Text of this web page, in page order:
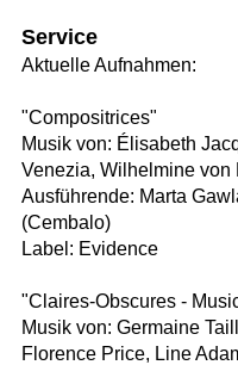
Service
Aktuelle Aufnahmen:
"Compositrices"
Musik von: Élisabeth
Venezia, Wilhelmine von
Ausführende: Marta
(Cembalo)
Label: Evidence
"Claires-Obscures -
Musik von: Germaine
Florence Price, Line